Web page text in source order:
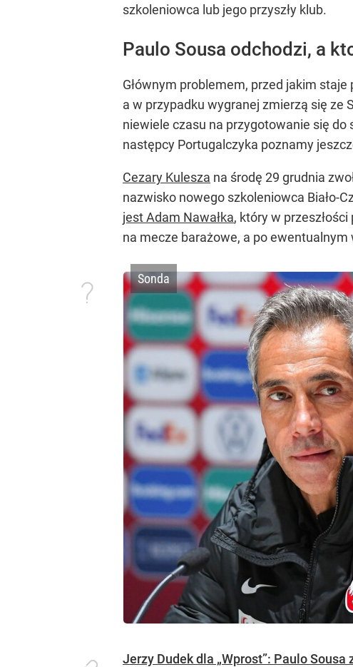
szkoleniowca lub jego przyszły klub.
Paulo Sousa odchodzi, a
Głównym problemem, przed jakim
a w przypadku wygranej zmierzą się
niewiele czasu na przygotowanie się do
następcy Portugalczyka poznamy
Cezary Kulesza na środę 29 grudnia
nazwisko nowego szkoleniowca Biało-
jest Adam Nawałka, który w
na mecze barażowe, a po
Sonda
Jerzy Dudek dla „Wprost”: Paulo Sousa